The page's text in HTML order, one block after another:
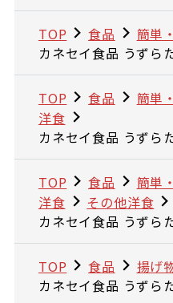
TOP 食品
簡単
カネセイ食品 うず
TOP 食品
簡単
洋食
カネセイ食品 うず
TOP 食品
簡単
洋食
その他洋食
カネセイ食品 うず
TOP 食品
揚げ
カネセイ食品 うず